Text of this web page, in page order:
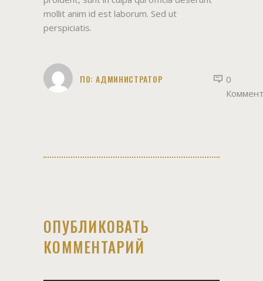
mollit anim id est laborum. Sed ut
perspiciatis.
ПО: АДМИНИСТРАТОР
0
ОПУБЛИКОВАТЬ
КОММЕНТАРИЙ